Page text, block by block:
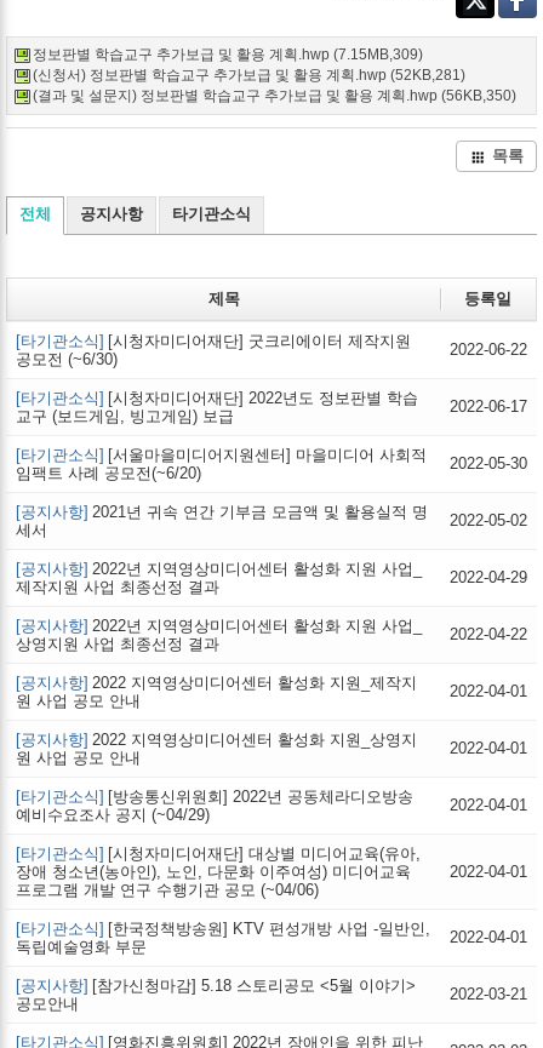
Twitter
정보판별 학습교구 추가보급 및 활용 계획.hwp (7.15MB,309)
(신청서) 정보판별 학습교구 추가보급 및 활용 계획.hwp (52KB,281)
(결과 및 설문지) 정보판별 학습교구 추가보급 및 활용 계획.hwp (56KB,350)
목록
전체 공지사항 타기관소식
제목 등록일
[타기관소식] [시청자미디어재단] 굿크리에이터 제작지원
공모전 (~6/30)
2022-06-22
[타기관소식] [시청자미디어재단] 2022년도 정보판별 학습
교구 (보드게임, 빙고게임) 보급
2022-06-17
[타기관소식] [서울마을미디어지원센터] 마을미디어 사회적
임팩트 사례 공모전(~6/20)
2022-05-30
[공지사항] 2021년 귀속 연간 기부금 모금액 및 활용실적 명
세서
2022-05-02
[공지사항] 2022년 지역영상미디어센터 활성화 지원 사업_
제작지원 사업 최종선정 결과
2022-04-29
[공지사항] 2022년 지역영상미디어센터 활성화 지원 사업_
상영지원 사업 최종선정 결과
2022-04-22
[공지사항] 2022 지역영상미디어센터 활성화 지원_제작지
원 사업 공모 안내
2022-04-01
[공지사항] 2022 지역영상미디어센터 활성화 지원_상영지
원 사업 공모 안내
2022-04-01
[타기관소식] [방송통신위원회] 2022년 공동체라디오방송
예비수요조사 공지 (~04/29)
2022-04-01
[타기관소식] [시청자미디어재단] 대상별 미디어교육(유아,
장애 청소년(농아인), 노인, 다문화 이주여성) 미디어교육
프로그램 개발 연구 수행기관 공모 (~04/06)
2022-04-01
[타기관소식] [한국정책방송원] KTV 편성개방 사업 -일반인,
독립예술영화 부문
2022-04-01
[공지사항] [참가신청마감] 5.18 스토리공모 <5월 이야기>
공모안내
2022-03-21
[타기관소식] [영화진흥위원회] 2022년 장애인을 위한 피난